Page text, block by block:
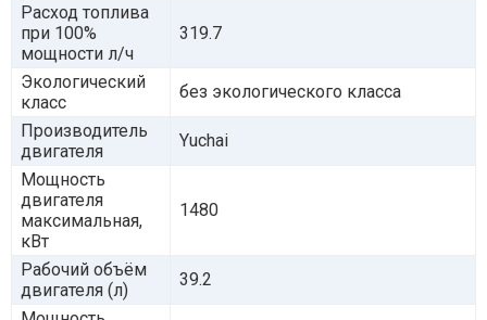
Расход топлива
при 100%
мощности л/ч
319.7
Экологический
класс
без экологического класса
Производитель
двигателя
Yuchai
Мощность
двигателя
максимальная,
кВт
1480
Рабочий объём
двигателя (л)
39.2